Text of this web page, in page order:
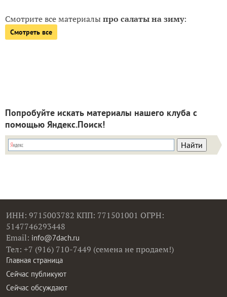
Смотрите все материалыпро салаты на зиму:
Смотреть все
Попробуйте искать материалы нашего клуба с
помощью Яндекс.Поиск!
ИНН: 9715003782 КПП: 771501001 ОГРН:
5147746293448
Email: info@7dach.ru
Тел: +7 (916) 710-7449 (семена не продаем!)
Главная страница
Сейчас публикуют
Сейчас обсуждают